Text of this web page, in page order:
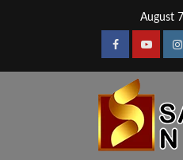
August